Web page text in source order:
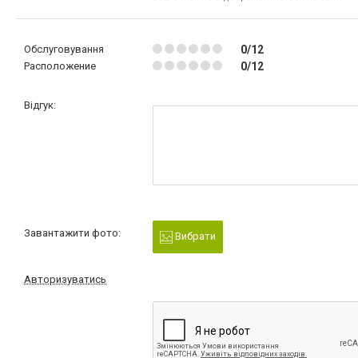
Обслуговування 0/12
Расположение 0/12
Відгук:
Завантажити фото: Вибрати
Авторизуватись